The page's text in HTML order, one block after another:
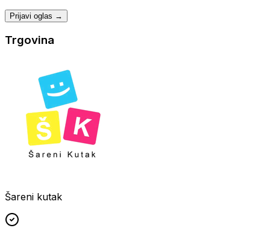
Prijavi oglas →
Trgovina
Šareni kutak